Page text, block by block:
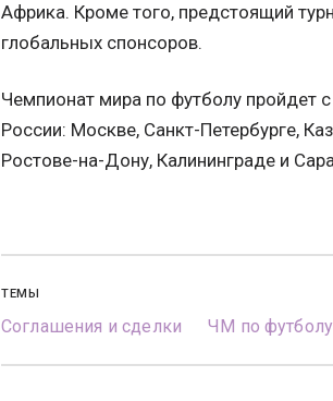
Африка. Кроме того, предстоящий
глобальных спонсоров.
Чемпионат мира по футболу пройдет
России: Москве, Санкт-Петербурге,
Ростове-на-Дону, Калининграде и
ТЕМЫ
Соглашения и сделки ЧМ по